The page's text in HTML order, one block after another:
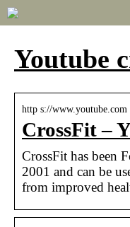
Youtube
http s://www.youtube.com
CrossFit –
CrossFit has been
2001 and can be
from improved